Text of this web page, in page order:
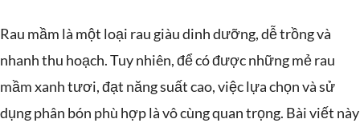
Rau mầm là một loại rau giàu dinh dưỡng, dễ trồng và
nhanh thu hoạch. Tuy nhiên, để có được những mẻ rau
mầm xanh tươi, đạt năng suất cao, việc lựa chọn và sử
dụng phân bón phù hợp là vô cùng quan trọng. Bài viết này